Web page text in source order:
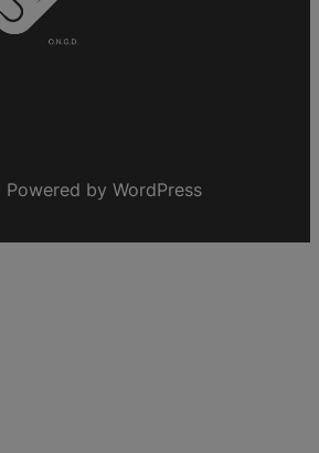
Powered by WordPress